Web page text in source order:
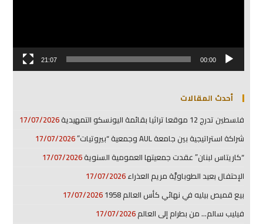
00:00
21:07
أحدث المقالات
فلسطين تدرج 12 موقعا تراثيا بقائمة اليونسكو التمهيدية
17/07/2026
شراكة استراتيجية بين جامعة AUL وجمعية “بيروتيات”
17/07/2026
“كاريتاس لبنان” عقدت جمعيتها العمومية السنوية17/07/2026
الإحتفال بعيد الطوباويَّة مريم العذراء17/07/2026
بيع قميص بيليه في نهائي كأس العالم 1958
17/07/2026
فيليب سالم… من بطرام إلى العالم17/07/2026